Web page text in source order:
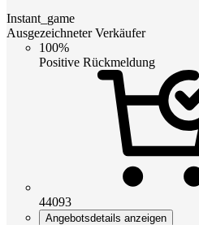
Instant_game
Ausgezeichneter Verkäufer
100%
Positive Rückmeldung
44093
Angebotsdetails anzeigen